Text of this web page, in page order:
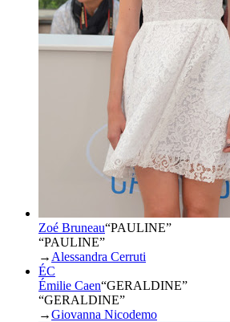
Zoé Bruneau“PAULINE”
“PAULINE”
→ Alessandra Cerruti
ÉC
Émilie Caen“GERALDINE”
“GERALDINE”
→Giovanna Nicodemo